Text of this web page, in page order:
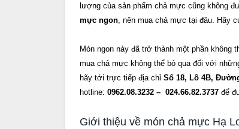
lượng của sản phẩm chả mực cũng không
mực ngon , nên mua chả mực tại đâu. Hãy
Món ngon này đã trở thành một phần không
mua chả mực không thể bỏ qua đối với
hãy tới trực tiếp địa chỉ Số 18, Lô 4B,
hotline: 0962.08.3232 – 024.66.82.3737 để
Giới thiệu về món chả mực Hạ